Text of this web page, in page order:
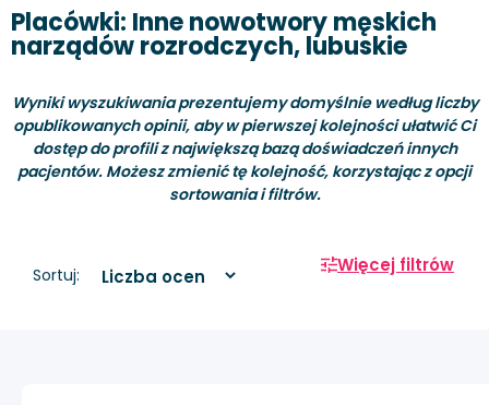
Placówki: Inne nowotwory męskich
narządów rozrodczych, lubuskie
Wyniki wyszukiwania prezentujemy domyślnie według liczby
opublikowanych opinii, aby w pierwszej kolejności ułatwić Ci
dostęp do profili z największą bazą doświadczeń innych
pacjentów. Możesz zmienić tę kolejność, korzystając z opcji
sortowania i filtrów.
Sortuj: Więcej filtrów